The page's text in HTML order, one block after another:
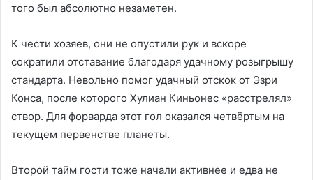
того был абсолютно незаметен.
К чести хозяев, они не опустили рук и вскоре
сократили отставание благодаря удачному розыгрышу
стандарта. Невольно помог удачный отскок от Эзри
Конса, после которого Хулиан Киньонес «расстрелял»
створ. Для форварда этот гол оказался четвёртым на
текущем первенстве планеты.
Второй тайм гости тоже начали активнее и едва не